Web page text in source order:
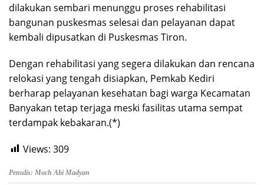
dilakukan sembari menunggu proses rehabilitasi
bangunan puskesmas selesai dan pelayanan dapat
kembali dipusatkan di Puskesmas Tiron.
Dengan rehabilitasi yang segera dilakukan dan rencana
relokasi yang tengah disiapkan, Pemkab Kediri
berharap pelayanan kesehatan bagi warga Kecamatan
Banyakan tetap terjaga meski fasilitas utama sempat
terdampak kebakaran.(*)
Views: 309
Penulis: Moch Abi Madyan